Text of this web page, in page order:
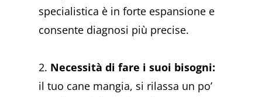
specialistica è in forte espansione e
consente diagnosi più precise.
2. Necessità di fare i suoi bisogni:
il tuo cane mangia, si rilassa un po’